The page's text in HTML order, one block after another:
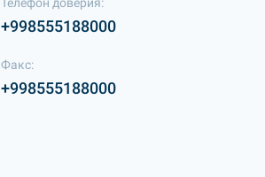
+998555188000
Факс:
+998555188000